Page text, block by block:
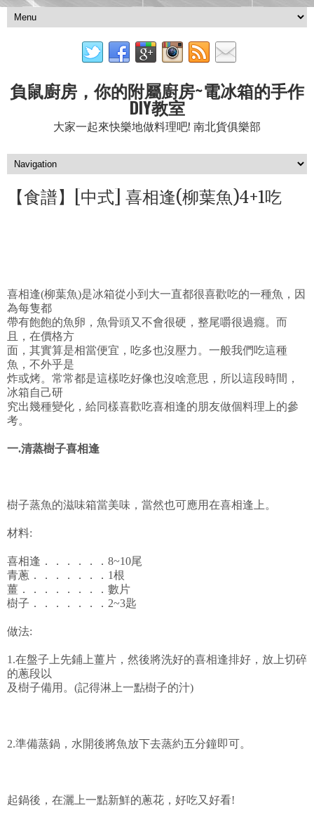
負鼠廚房，你的附屬廚房~電冰箱的手作
DIY教室
大家一起來快樂地做料理吧! 南北貨俱樂部
【食譜】[中式] 喜相逢(柳葉魚)4+1吃
喜相逢(柳葉魚)是冰箱從小到大一直都很喜歡吃的一種魚，因
為每隻都
帶有飽飽的魚卵，魚骨頭又不會很硬，整尾嚼很過癮。而
且，在價格方
面，其實算是相當便宜，吃多也沒壓力。一般我們吃這種
魚，不外乎是
炸或烤。常常都是這樣吃好像也沒啥意思，所以這段時間，
冰箱自己研
究出幾種變化，給同樣喜歡吃喜相逢的朋友做個料理上的參
考。
一.清蒸樹子喜相逢
樹子蒸魚的滋味箱當美味，當然也可應用在喜相逢上。
材料:
喜相逢．．．．．．8~10尾
青蔥．．．．．．．1根
薑．．．．．．．．數片
樹子．．．．．．．2~3匙
做法:
1.在盤子上先鋪上薑片，然後將洗好的喜相逢排好，放上切碎
的蔥段以
及樹子備用。(記得淋上一點樹子的汁)
2.準備蒸鍋，水開後將魚放下去蒸約五分鐘即可。
起鍋後，在灑上一點新鮮的蔥花，好吃又好看!